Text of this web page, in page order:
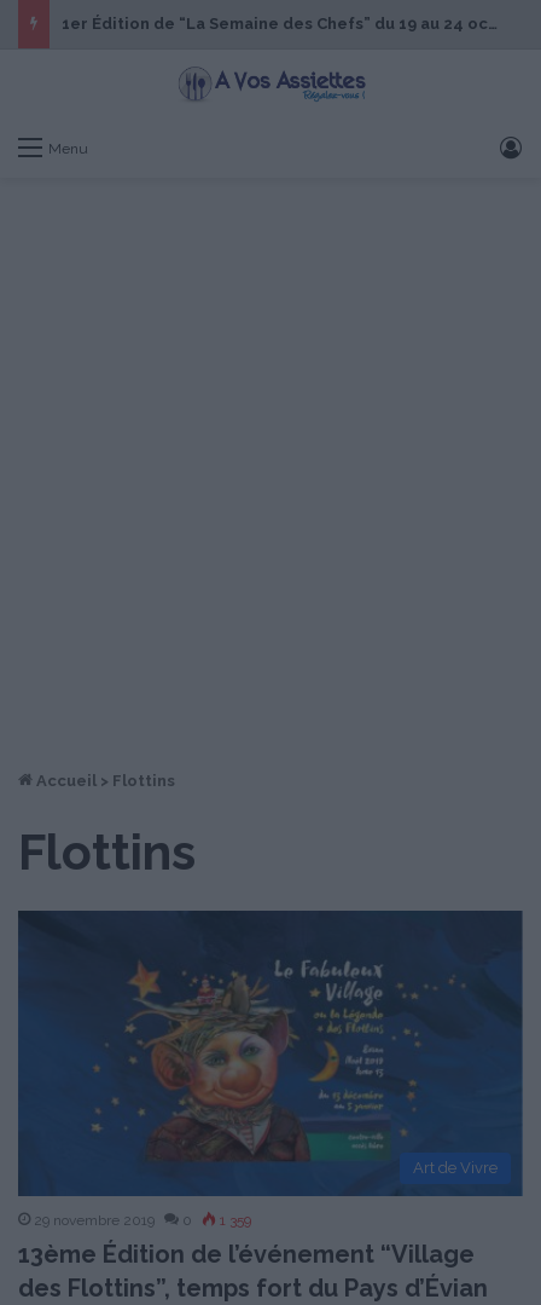
1er Édition de “La Semaine des Chefs” du 19 au 24 octobre 2026
Menu
Accueil > Flottins
Flottins
Art de Vivre
29 novembre 2019 0 1 359
13ème Édition de l’événement “Village
des Flottins”, temps fort du Pays d’Évian